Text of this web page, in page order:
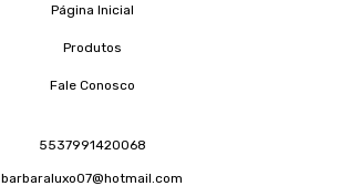
Página Inicial
Produtos
Fale Conosco
5537991420068
barbaraluxo07@hotmail.com